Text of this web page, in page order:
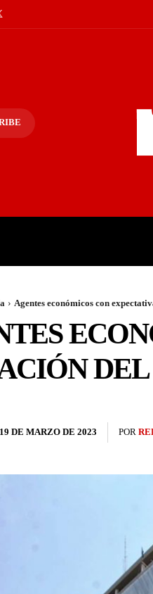
Agentes económicos con
DEL
19 DE MARZO DE 2023 POR